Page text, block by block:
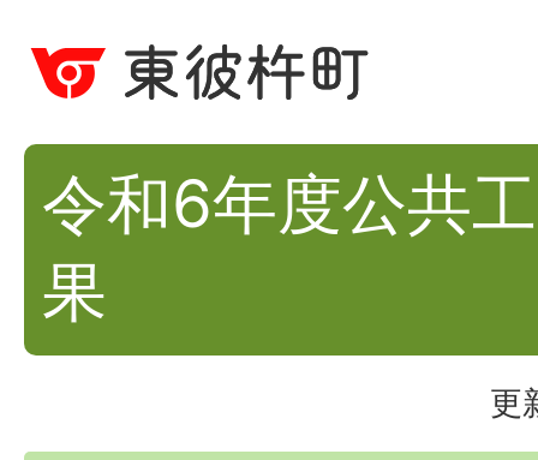
令和6年度公共
果
更